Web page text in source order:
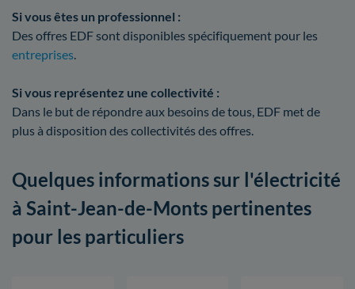
Si vous êtes un professionnel :
Des offres EDF sont disponibles spécifiquement pour les
entreprises.
Si vous représentez une collectivité :
Dans le but de répondre aux besoins de tous, EDF met de
plus à disposition des collectivités des offres.
Quelques informations sur l'électricité
à Saint-Jean-de-Monts pertinentes
pour les particuliers